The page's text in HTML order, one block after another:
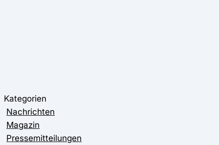
Kategorien
Nachrichten
Magazin
Pressemitteilungen